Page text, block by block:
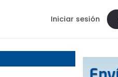
Iniciar sesión